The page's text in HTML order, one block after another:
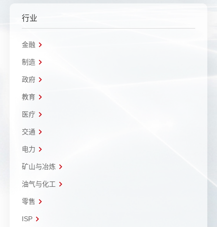
行业
金融
制造
政府
教育
医疗
交通
电力
矿山与冶炼
油气与化工
零售
ISP